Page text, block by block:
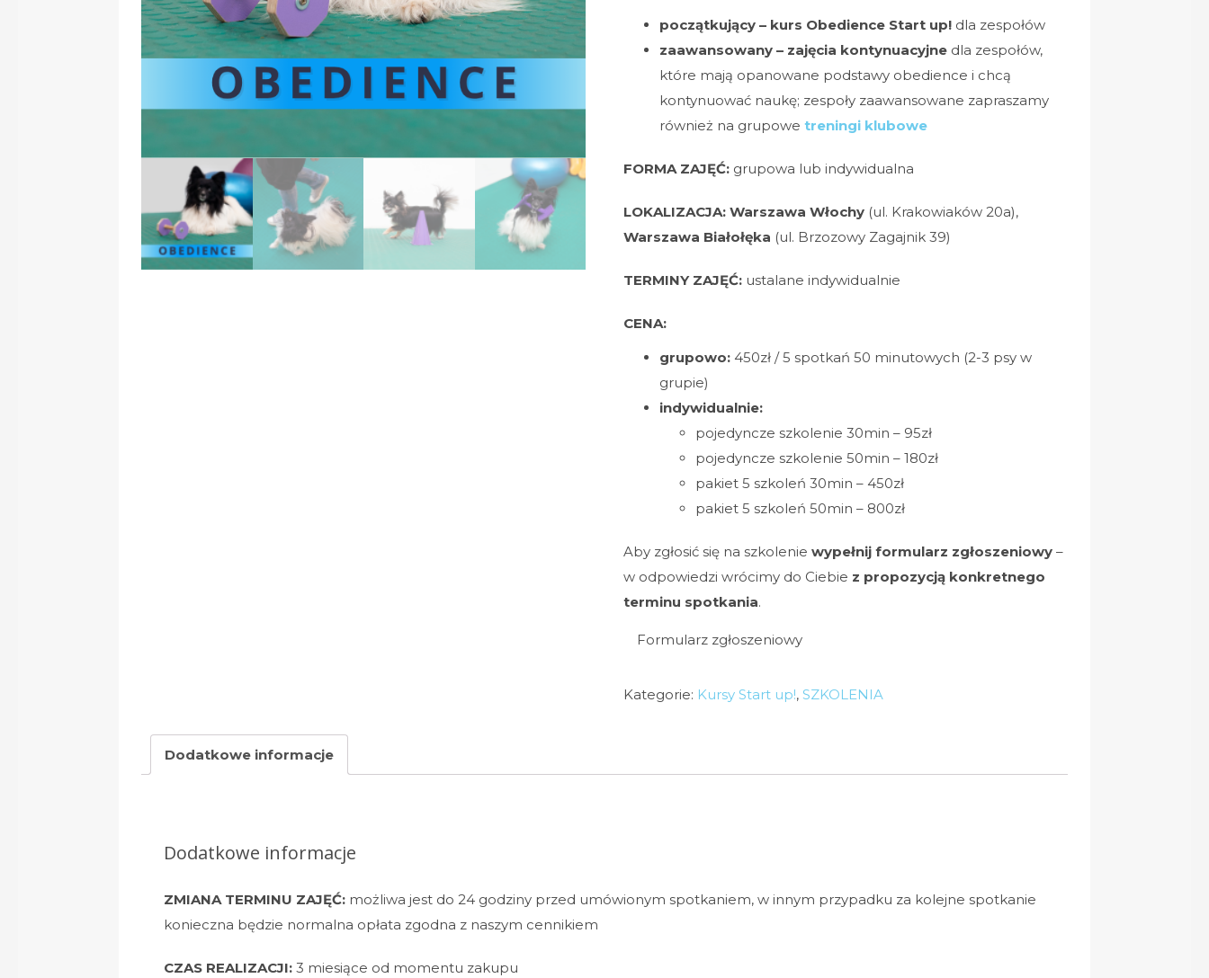
początkujący – kurs Obedience Start up!dla zespołów
zaawansowany – zajęcia kontynuacyjnedla zespołów,
które mają opanowane podstawy obedience i chcą
kontynuować naukę; zespoły zaawansowane zapraszamy
również na grupowe treningi klubowe
FORMA ZAJĘĆ: grupowa lub indywidualna
LOKALIZACJA: Warszawa Włochy (ul. Krakowiaków 20a),
Warszawa Białołęka (ul. Brzozowy Zagajnik 39)
TERMINY ZAJĘĆ: ustalane indywidualnie
CENA:
grupowo:450zł / 5 spotkań 50 minutowych (2-3 psy w
grupie)
indywidualnie:
pojedyncze szkolenie 30min – 95zł
pojedyncze szkolenie 50min – 180zł
pakiet 5 szkoleń 30min – 450zł
pakiet 5 szkoleń 50min – 800zł
Aby zgłosić się na szkolenie wypełnij formularz zgłoszeniowy–
w odpowiedzi wrócimy do Ciebie z propozycją konkretnego
terminu spotkania.
Formularz zgłoszeniowy
Kategorie: Kursy Start up!, SZKOLENIA
Dodatkowe informacje
Dodatkowe informacje
ZMIANA TERMINU ZAJĘĆ: możliwa jest do 24 godziny przed umówionym spotkaniem, w innym przypadku za kolejne spotkanie
konieczna będzie normalna opłata zgodna z naszym cennikiem
CZAS REALIZACJI: 3 miesiące od momentu zakupu